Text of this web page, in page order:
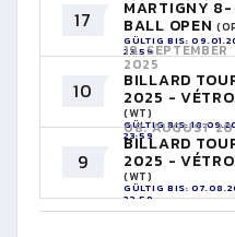
17 MARTIGNY 8-
BALL OPEN
GÜLTIG BIS:
23:59
10
19. SEPTEMBER
2025
BILLARD
2025 -
(WT)
GÜLTIG BIS:
23:59
9
08. AUGUST
BILLARD
2025 -
(WT)
GÜLTIG BIS:
23:59